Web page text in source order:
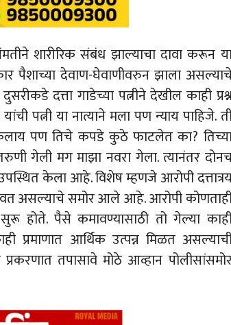
शारीरिक संबंध झाल्याचा दावा करून
पैशाच्या देवाण-घेवाणीवरुन झाला
दत्ता गाडेच्या पत्नीने देखील काही
पत्नी या नात्याने मला पण न्याय पाहिजे.
पण तिचे कपडे कुठे फाटलेत का?
गेली मग माझा नवरा गेला. त्यानंतर
केला आहे. विशेष म्हणजे आरोपी
असल्याचे समोर आले आहे. आरोपी
होते. पैसे कमावण्यासाठी तो गेल्या
प्रमाणात आर्थिक उत्पन्न मिळत
तपासावे मोठे आव्हान